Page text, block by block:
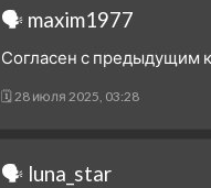
🗣 maxim1977
Согласен с предыдущим
🗓 28 июля 2025, 03:28
🗣 luna_star